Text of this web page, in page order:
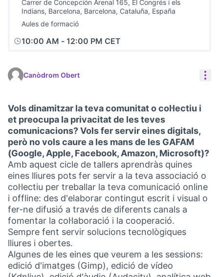
Carrer de Concepción Arenal 165, El Congrés i els
Indians, Barcelona, Barcelona, Cataluña, España
Aules de formació
10:00 AM - 12:00 PM CET
Canòdrom Obert
Vols dinamitzar la teva comunitat o col·lectiu i
et preocupa la privacitat de les teves
comunicacions? Vols fer servir eines digitals,
però no vols caure a les mans de les GAFAM
(Google, Apple, Facebook, Amazon, Microsoft)?
Amb aquest cicle de tallers aprendràs quines
eines lliures pots fer servir a la teva associació o
col·lectiu per treballar la teva comunicació online
i offline: des d'elaborar contingut escrit i visual o
fer-ne difusió a través de diferents canals a
fomentar la col·laboració i la cooperació.
Sempre fent servir solucions tecnològiques
lliures i obertes.
Algunes de les eines que veurem a les sessions:
edició d'imatges (Gimp), edició de vídeo